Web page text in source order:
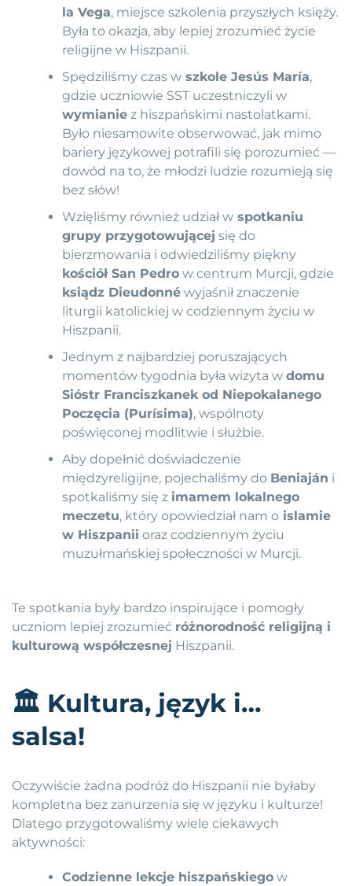
la Vega, miejsce szkolenia przyszłych księży.
Była to okazja, aby lepiej zrozumieć życie
religijne w Hiszpanii.
Spędziliśmy czas w szkole Jesús María,
gdzie uczniowie SST uczestniczyli w
wymianie z hiszpańskimi nastolatkami.
Było niesamowite obserwować, jak mimo
bariery językowej potrafili się porozumieć —
dowód na to, że młodzi ludzie rozumieją się
bez słów!
Wzięliśmy również udział w spotkaniu
grupy przygotowującej się do
bierzmowania i odwiedziliśmy piękny
kościół San Pedro w centrum Murcji, gdzie
ksiądz Dieudonné wyjaśnił znaczenie
liturgii katolickiej w codziennym życiu w
Hiszpanii.
Jednym z najbardziej poruszających
momentów tygodnia była wizyta wdomu
Sióstr Franciszkanek od Niepokalanego
Poczęcia (Purísima), wspólnoty
poświęconej modlitwie i służbie.
Aby dopełnić doświadczenie
międzyreligijne, pojechaliśmy do Beniaján i
spotkaliśmy się z imamem lokalnego
meczetu, który opowiedział nam o islamie
w Hiszpanii oraz codziennym życiu
muzułmańskiej społeczności w Murcji.
Te spotkania były bardzo inspirujące i pomogły
uczniom lepiej zrozumieć różnorodność religijną i
kulturową współczesnej Hiszpanii.
🏛 Kultura, język i…
salsa!
Oczywiście żadna podróż do Hiszpanii nie byłaby
kompletna bez zanurzenia się w języku i kulturze!
Dlatego przygotowaliśmy wiele ciekawych
aktywności:
Codzienne lekcje hiszpańskiego w